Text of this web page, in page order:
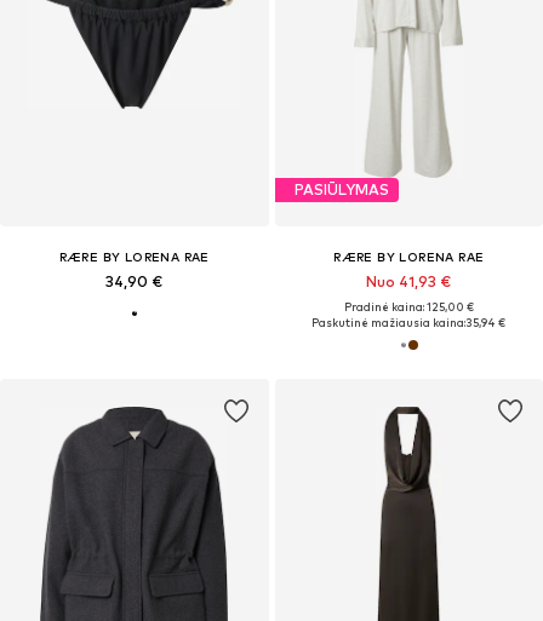
RÆRE BY LORENA RAE
34,90 €
PASIŪLYMAS
RÆRE BY LORENA RAE
Nuo 41,93 €
Pradinė kaina: 125,00 €
Paskutinė mažiausia kaina:35,94 €